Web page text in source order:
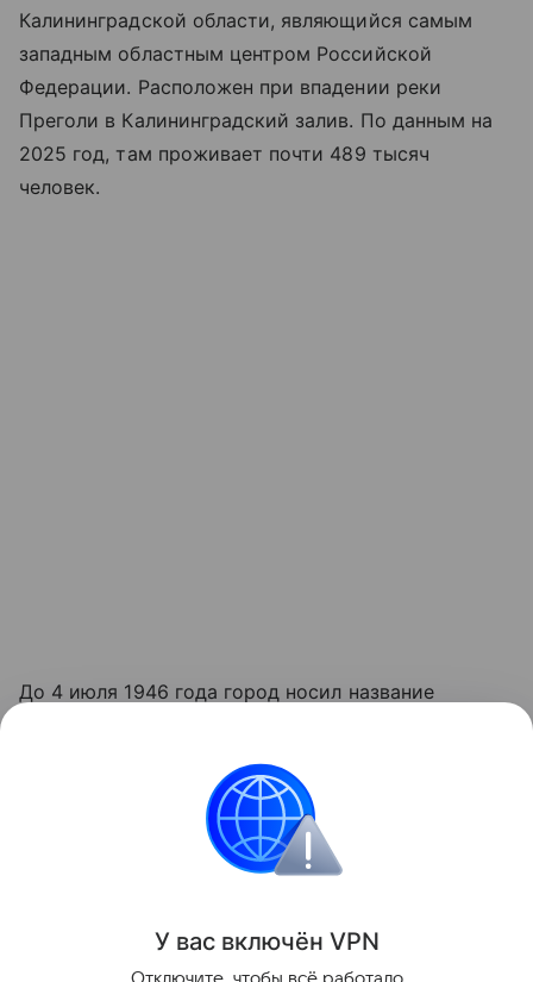
Калининградской области, являющийся самым
западным областным центром Российской
Федерации. Расположен при впадении реки
Преголи в Калининградский залив. По данным на
2025 год, там проживает почти 489 тысяч
человек.
До 4 июля 1946 года город носил название
Тевтонского ордена как крепость. В центре города
расположен остров Канта, на котором
возвышается Кафедральный собор - одна из
главных достопримечательностей Калининграда.
Поделиться
У вас включён VPN